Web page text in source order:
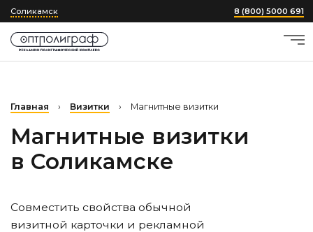
Соликамск 8 (800) 5000 691
Главная › Визитки › Магнитные визитки
Магнитные визитки
в Соликамске
Совместить свойства обычной
визитной карточки и рекламной